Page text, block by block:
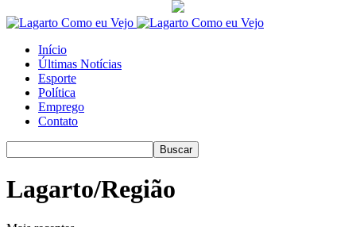
Início
Últimas Notícias
Esporte
Política
Emprego
Contato
Lagarto/Região